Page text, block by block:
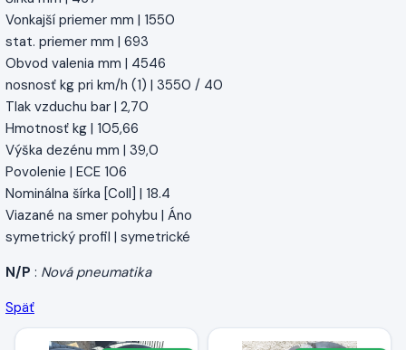
Vonkajší priemer mm | 1550
stat. priemer mm | 693
Obvod valenia mm | 4546
nosnosť kg pri km/h (1) | 3550 / 40
Tlak vzduchu bar | 2,70
Hmotnosť kg | 105,66
Výška dezénu mm | 39,0
Povolenie | ECE 106
Nominálna šírka [Coll] | 18.4
Viazané na smer pohybu | Áno
symetrický profil | symetrické
N/P : Nová pneumatika
Späť